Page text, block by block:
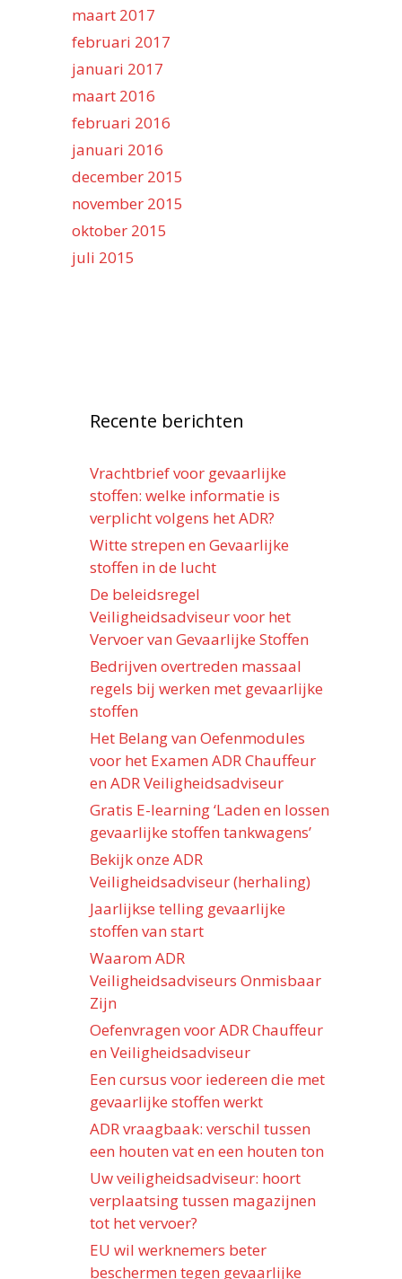
maart 2017
februari 2017
januari 2017
maart 2016
februari 2016
januari 2016
december 2015
november 2015
oktober 2015
juli 2015
Recente berichten
Vrachtbrief voor gevaarlijke
stoffen: welke informatie is
verplicht volgens het ADR?
Witte strepen en Gevaarlijke
stoffen in de lucht
De beleidsregel
Veiligheidsadviseur voor het
Vervoer van Gevaarlijke Stoffen
Bedrijven overtreden massaal
regels bij werken met gevaarlijke
stoffen
Het Belang van Oefenmodules
voor het Examen ADR Chauffeur
en ADR Veiligheidsadviseur
Gratis E-learning ‘Laden en lossen
gevaarlijke stoffen tankwagens’
Bekijk onze ADR
Veiligheidsadviseur (herhaling)
Jaarlijkse telling gevaarlijke
stoffen van start
Waarom ADR
Veiligheidsadviseurs Onmisbaar
Zijn
Oefenvragen voor ADR Chauffeur
en Veiligheidsadviseur
Een cursus voor iedereen die met
gevaarlijke stoffen werkt
ADR vraagbaak: verschil tussen
een houten vat en een houten ton
Uw veiligheidsadviseur: hoort
verplaatsing tussen magazijnen
tot het vervoer?
EU wil werknemers beter
beschermen tegen gevaarlijke